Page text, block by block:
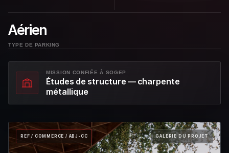
Aérien
TYPE DE PARKING
MISSION CONFIÉE À SOGEP
Études de structure — charpente
métallique
REF / COMMERCE / ABJ-CC GALERIE DU PROJET